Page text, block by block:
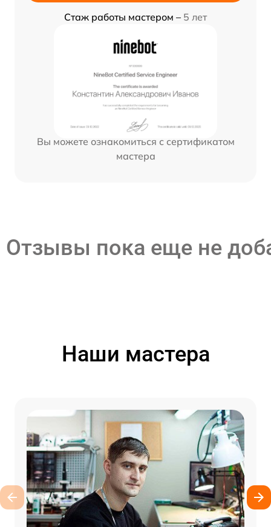
Стаж работы мастером – 5 лет
Вы можете ознакомиться с сертификатом
мастера
Отзывы пока еще не
Наши мастера